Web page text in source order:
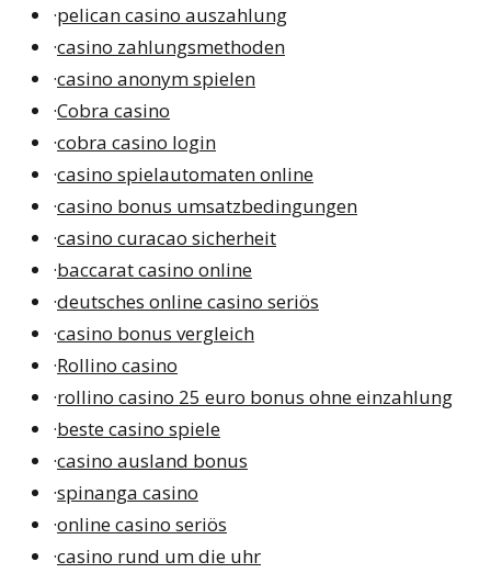
·pelican casino auszahlung
·casino zahlungsmethoden
·casino anonym spielen
·Cobra casino
·cobra casino login
·casino spielautomaten online
·casino bonus umsatzbedingungen
·casino curacao sicherheit
·baccarat casino online
·deutsches online casino seriös
·casino bonus vergleich
·Rollino casino
·rollino casino 25 euro bonus ohne einzahlung
·beste casino spiele
·casino ausland bonus
·spinanga casino
·online casino seriös
·casino rund um die uhr